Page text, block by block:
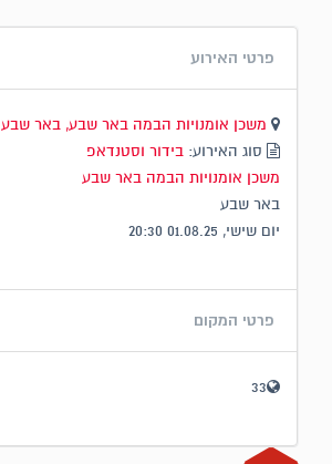
פרטי האירוע
משכן אומנויות הבמה באר שבע, באר שבע
סוג האירוע: בידור וסטנדאפ
משכן אומנויות הבמה באר שבע
באר שבע
יום שישי, 01.08.25 20:30
פרטי המקום
33